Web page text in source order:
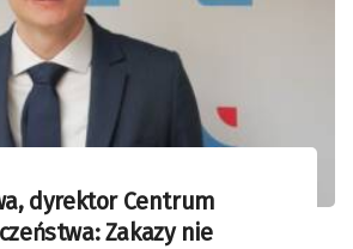
dyrektor Centrum
Zakazy nie